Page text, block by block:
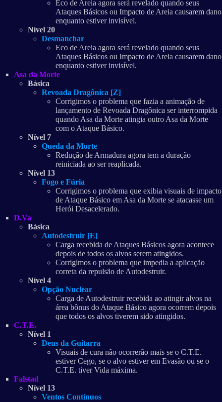
Eco de Areia agora será revelado quando seus
Ataques Básicos ou Impacto de Areia causarem dano
enquanto estiver invisível.
Nível 20
Desmanchar
Eco de Areia agora será revelado quando seus
Ataques Básicos ou Impacto de Areia causarem dano
enquanto estiver invisível.
Asa da Morte
Básica
Revoada Dragônica [Z]
Corrigimos o problema que fazia a animação de
lançamento de Revoada Dragônica ser interrompida
quando Asa da Morte atingia outro Asa da Morte
com o Ataque Básico.
Nível 7
Queda da Morte
Redução de Armadura agora tem a duração
reiniciada ao ser reaplicada.
Nível 13
Fogo e Fúria
Corrigimos o problema que exibia visuais de impacto
de Ataque Básico em Asa da Morte se atacasse um
Herói Desacelerado.
D.Va
Básica
Autodestruir [E]
Carga recebida de Ataques Básicos agora acontece
depois de todos os alvos serem atingidos.
Corrigimos o problema que impedia a aplicação
correta da repulsão de Autodestruir.
Nível 4
Opção Nuclear
Carga de Autodestruir recebida ao atingir alvos na
área bônus do Ataque Básico agora ocorrem depois
que todos os alvos tiverem sido atingidos.
C.T.E.
Nível 1
Deus da Guitarra
Visuais de cura não ocorrerão mais se o C.T.E.
estiver Cego, se o alvo estiver em Evasão ou se o
C.T.E. tiver Vida máxima.
Falstad
Nível 13
Ventos Contínuos